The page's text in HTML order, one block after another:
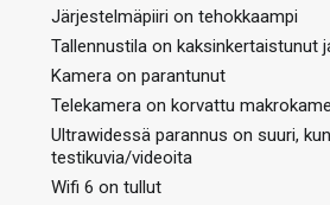
Järjestelmäpiiri on tehokkaampi
Tallennustila on kaksinkertaistunut
Kamera on parantunut
Telekamera on korvattu
Ultrawidessä parannus on suuri,
testikuvia/videoita
Wifi 6 on tullut